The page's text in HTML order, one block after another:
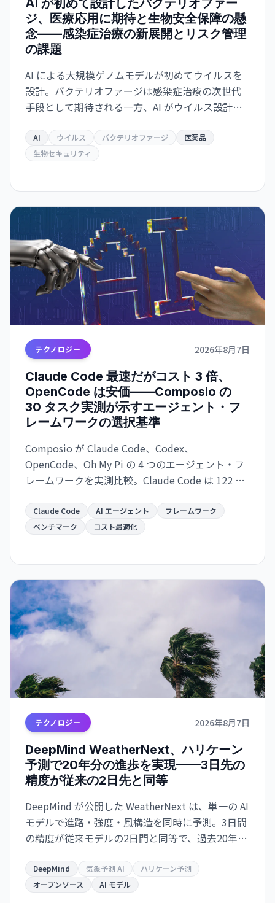
AI が初めて設計したバクテリオファー
ジ、医療応用に期待と生物安全保障の懸
念——感染症治療の新展開とリスク管理
の課題
AI による大規模ゲノムモデルが初めてウイルスを
設計。バクテリオファージは感染症治療の次世代
手段として期待される一方、AI がウイルス設計能
点を意味する。
AI ウイルス バクテリオファージ
医薬品
生物セキュリティ
テクノロジー 2026年8月7日
Claude Code 最速だがコスト 3 倍、
OpenCode は安価——Composio の
30 タスク実測が示すエージェント・フ
レームワークの選択基準
Composio が Claude Code、Codex、
OpenCode、Oh My Pi の 4 つのエージェント・フ
レームワークを実測比較。Claude Code は 122 秒/
は $0.073 で 2.7 倍安いが遅い。成功率は接近。速
度か価格か、用途で選別が必須。
Claude Code AI エージェント
フレームワーク
ベンチマーク
コスト最適化
テクノロジー 2026年8月7日
DeepMind WeatherNext、ハリケーン
予測で20年分の進歩を実現——3日先の
精度が従来の2日先と同等
DeepMind が公開した WeatherNext は、単一の AI
モデルで進路・強度・風構造を同時に予測。3日間
の精度が従来モデルの2日間と同等で、過去20年の
た。GitHub でオープンソース化。
DeepMind 気象予測 AI
ハリケーン予測
オープンソース
AI モデル